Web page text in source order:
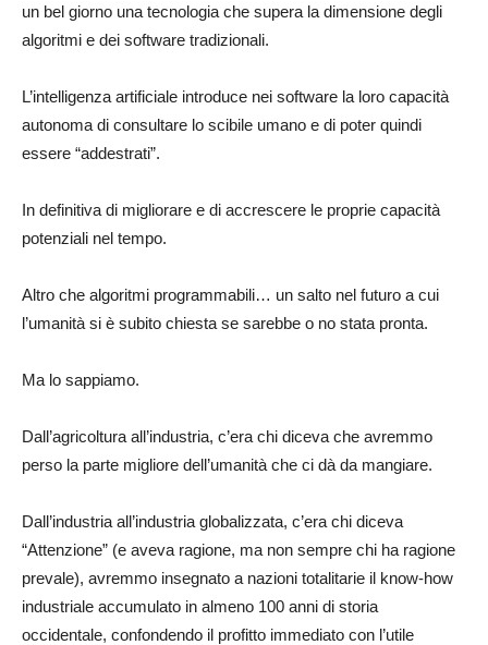
un bel giorno una tecnologia che supera la dimensione degli
algoritmi e dei software tradizionali.
L’intelligenza artificiale introduce nei software la loro capacità
autonoma di consultare lo scibile umano e di poter quindi
essere “addestrati”.
In definitiva di migliorare e di accrescere le proprie capacità
potenziali nel tempo.
Altro che algoritmi programmabili… un salto nel futuro a cui
l’umanità si è subito chiesta se sarebbe o no stata pronta.
Ma lo sappiamo.
Dall’agricoltura all’industria, c’era chi diceva che avremmo
perso la parte migliore dell’umanità che ci dà da mangiare.
Dall’industria all’industria globalizzata, c’era chi diceva
“Attenzione” (e aveva ragione, ma non sempre chi ha ragione
prevale), avremmo insegnato a nazioni totalitarie il know-how
industriale accumulato in almeno 100 anni di storia
occidentale, confondendo il profitto immediato con l’utile